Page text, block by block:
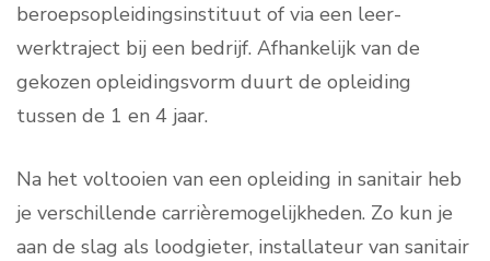
beroepsopleidingsinstituut of via een leer-
werktraject bij een bedrijf. Afhankelijk van de
gekozen opleidingsvorm duurt de opleiding
tussen de 1 en 4 jaar.
Na het voltooien van een opleiding in sanitair heb
je verschillende carrièremogelijkheden. Zo kun je
aan de slag als loodgieter, installateur van sanitair